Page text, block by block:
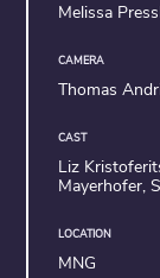
Melissa
CAMERA
Thomas
CAST
Liz
Mayerhofer,
LOCATION
MNG